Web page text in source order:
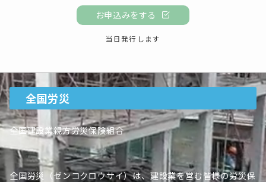
お申込みをする
当日発行します
全国労災
全国建設業親方労災保険組合
全国労災（ゼンコクロウサイ）は、建設業を営む皆様の労災保